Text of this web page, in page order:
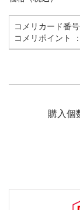
コメリカード番
コメリポイント ：
購入個